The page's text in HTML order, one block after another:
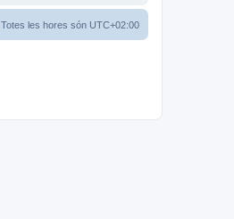
Totes les hores són UTC+02:00